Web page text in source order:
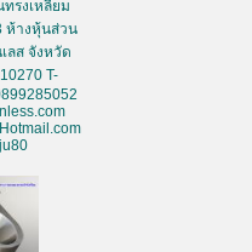
รงเหลี่ยม
ห้างหุ้นส่วน
ลส จังหวัด
T-